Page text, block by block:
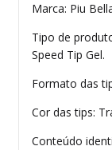
Marca: Piu
Tipo de
Speed Tip Gel.
Formato das
Cor das tips:
Conteúdo